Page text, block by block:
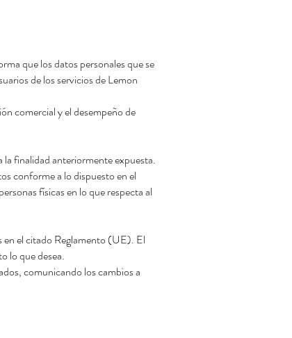
que los datos personales que se
de los servicios de Lemon
comercial y el desempeño de
la finalidad anteriormente expuesta.
conforme a lo dispuesto en el
físicas en lo que respecta al
en el citado Reglamento (UE). El
lo que desea.
comunicando los cambios a